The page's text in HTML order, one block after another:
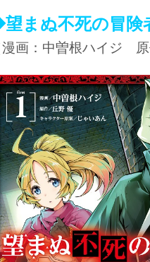
まぬ不死の冒険
漫画：中曽根ハイジ